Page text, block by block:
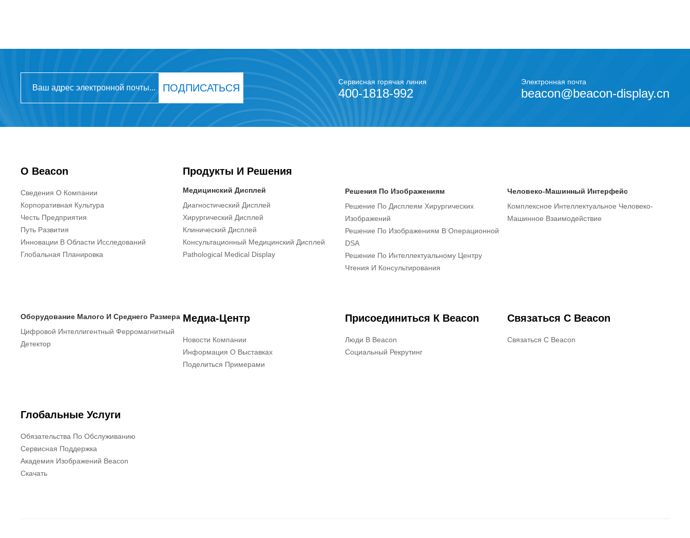
ПОДПИСАТЬСЯ
Сервисная горячая линия
400-1818-992
Электронная почта
beacon@beacon-display.cn
О Beacon
Сведения О Компании
Корпоративная Культура
Честь Предприятия
Путь Развития
Инновации В Области Исследований
Глобальная Планировка
Продукты И Решения
Медицинский Дисплей
Диагностический Дисплей
Хирургический Дисплей
Клинический Дисплей
Консультационный Медицинский Дисплей
Pathological Medical Display
Решения По Изображениям
Решение По Дисплеям Хирургических
Изображений
Решение По Изображениям В Операционной
DSA
Решение По Интеллектуальному Центру
Чтения И Консультирования
Человеко-Машинный Интерфейс
Комплексное Интеллектуальное Человеко-
Машинное Взаимодействие
Оборудование Малого И Среднего Размера
Цифровой Интеллигентный Ферромагнитный
Детектор
Медиа-Центр
Новости Компании
Информация О Выставках
Поделиться Примерами
Присоединиться К Beacon
Люди В Beacon
Социальный Рекрутинг
Связаться С Beacon
Связаться С Beacon
Глобальные Услуги
Обязательства По Обслуживанию
Сервисная Поддержка
Академия Изображений Beacon
Скачать